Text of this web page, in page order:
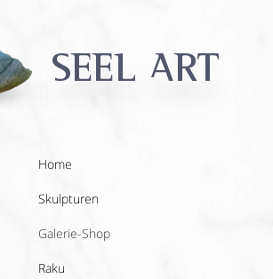
Home
Skulpturen
Galerie-Shop
Raku